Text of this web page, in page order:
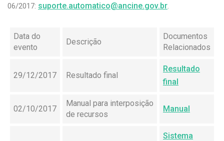
06/2017: suporte.automatico@ancine.gov.br
Data do
evento
Descrição
Documentos
Relacionados
29/12/2017 Resultado final
Resultado
final
02/10/2017
Manual para interposição
de recursos
Manual
Sistema